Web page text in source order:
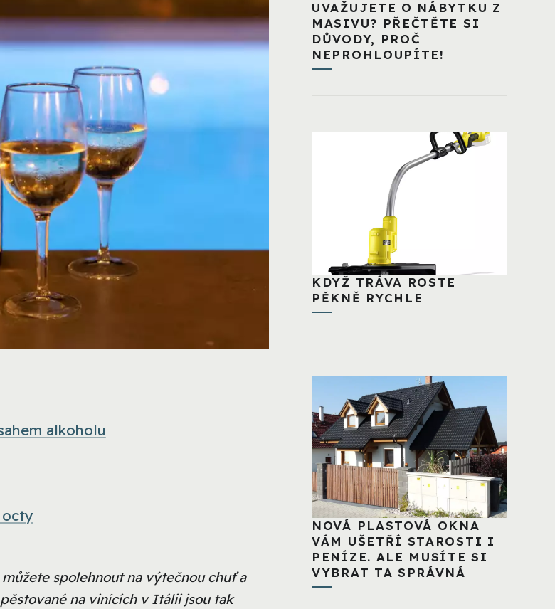
alkoholu
octy
spolehnout na výtečnou chuť a
na vinících v Itálii jsou tak
UVAŽUJETE O NÁBYTKU Z
MASIVU? PŘEČTĚTE SI
DŮVODY, PROČ
NEPROHLOUPÍTE!
KDYŽ TRÁVA ROSTE
PĚKNĚ RYCHLE
NOVÁ PLASTOVÁ OKNA
VÁM UŠETŘÍ STAROSTI I
PENÍZE. ALE MUSÍTE SI
VYBRAT TA SPRÁVNÁ